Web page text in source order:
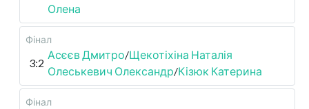
Олена
Фінал
3:2
Асєєв Дмитро/Щекотіхіна Наталія
Олеськевич Олександр/Кізюк Катерина
Фінал